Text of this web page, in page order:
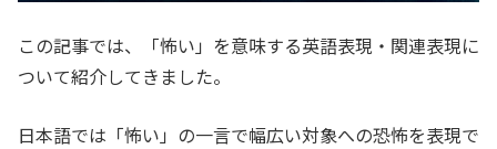
この記事では、「怖い」を意味する英語表現・関連表現に
ついて紹介してきました。
日本語では「怖い」の一言で幅広い対象への恐怖を表現で